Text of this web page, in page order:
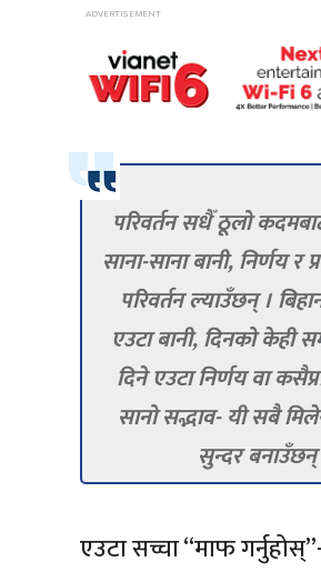
परिवर्तन सधैँ ठूलो
साना-साना बानी, निर्णय र
परिवर्तन ल्याउँछन् ।
एउटा बानी, दिनको
दिने एउटा निर्णय वा
सानो सद्भाव- यी सबै
सुन्दर
एउटा सच्चा “माफ